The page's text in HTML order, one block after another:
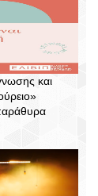
και